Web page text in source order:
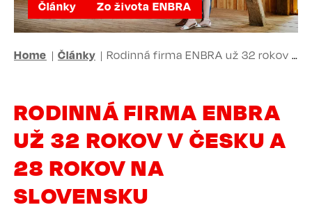
Články Zo života ENBRA
BREADCRUMB
Home Články Rodinná firma ENBRA už 32 rokov v Česku a 28 rokov na Slovensku
RODINNÁ FIRMA ENBRA
UŽ 32 ROKOV V ČESKU A
28 ROKOV NA
SLOVENSKU